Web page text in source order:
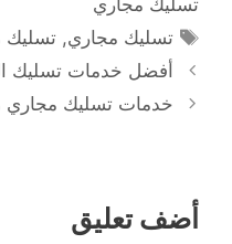
تسليك مجاري
الوسوم
تسليك مجاري,تسليك
أفضل خدمات تسليك
خدمات تسليك مجاري
أضف تعليق